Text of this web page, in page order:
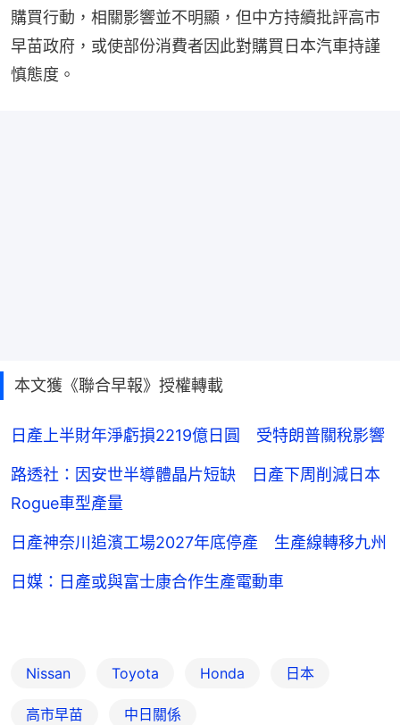
購買行動，相關影響並不明顯，但中方持續批評高市
早苗政府，或使部份消費者因此對購買日本汽車持謹
慎態度。
本文獲《聯合早報》授權轉載
日產上半財年淨虧損2219億日圓 受特朗普關稅影響
路透社：因安世半導體晶片短缺 日產下周削減日本
Rogue車型產量
日產神奈川追濱工場2027年底停產 生產線轉移九州
日媒：日產或與富士康合作生產電動車
Nissan Toyota Honda 日本
高市早苗 中日關係